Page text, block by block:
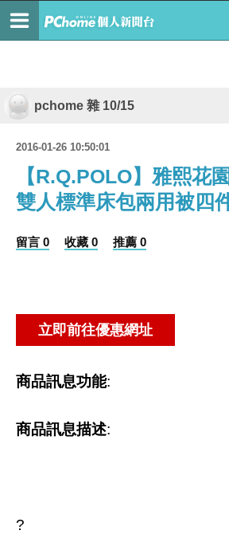
pchome 雜 10/15
2016-01-26 10:50:01
【R.Q.POLO】雅熙花
雙人標準床包兩用被四
留言 0 收藏 0 推薦 0
商品訊息功能:
商品訊息描述:
?